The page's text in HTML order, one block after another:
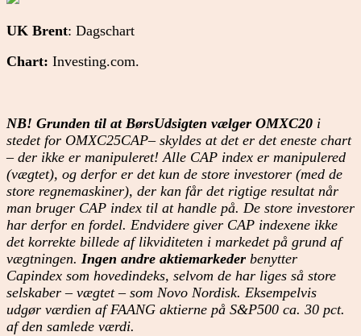
UK Brent: Dagschart
Chart: Investing.com.
NB! Grunden til at BørsUdsigten vælger OMXC20 i
stedet for OMXC25CAP– skyldes at det er det eneste chart
– der ikke er manipuleret! Alle CAP index er manipulered
(vægtet), og derfor er det kun de store investorer (med de
store regnemaskiner), der kan får det rigtige resultat når
man bruger CAP index til at handle på. De store investorer
har derfor en fordel. Endvidere giver CAP indexene ikke
det korrekte billede af likviditeten i markedet på grund af
vægtningen. Ingen andre aktiemarkeder benytter
Capindex som hovedindeks, selvom de har liges så store
selskaber – vægtet – som Novo Nordisk. Eksempelvis
udgør værdien af FAANG aktierne på S&P500 ca. 30 pct.
af den samlede værdi.